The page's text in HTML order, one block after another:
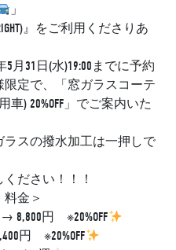
」
』をご利用くださりあ
月31日(水)19:00までに予約
定で、「窓ガラスコーテ
) 20%OFF」でご案内いた
スの撥水加工は一押しで
ださい！！！
金＞
8,800円 ※20%OFF
円 ※20%OFF